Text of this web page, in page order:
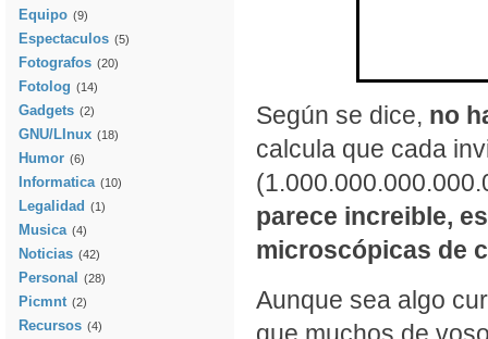
Según se dice, no
calcula que cada
parece increible,
microscópicas de
Aunque sea algo
Equipo (9)
Espectaculos (5)
Fotografos (20)
Fotolog (14)
Gadgets (2)
GNU/LInux (18)
Humor (6)
Informatica (10)
Legalidad (1)
Musica (4)
Noticias (42)
Personal (28)
Picmnt (2)
Recursos (4)